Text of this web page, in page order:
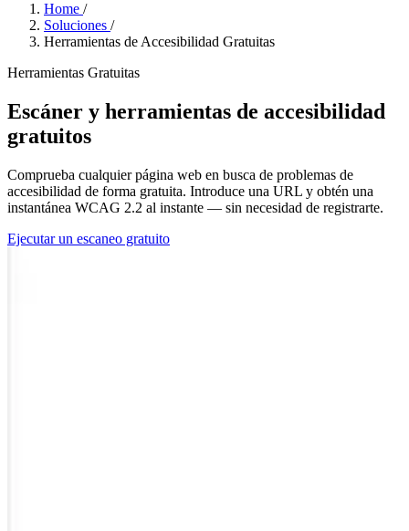
Home /
Soluciones /
Herramientas de Accesibilidad Gratuitas
Herramientas Gratuitas
Escáner y herramientas de accesibilidad
gratuitos
Comprueba cualquier página web en busca de problemas de
accesibilidad de forma gratuita. Introduce una URL y obtén una
instantánea WCAG 2.2 al instante — sin necesidad de registrarte.
Ejecutar un escaneo gratuito